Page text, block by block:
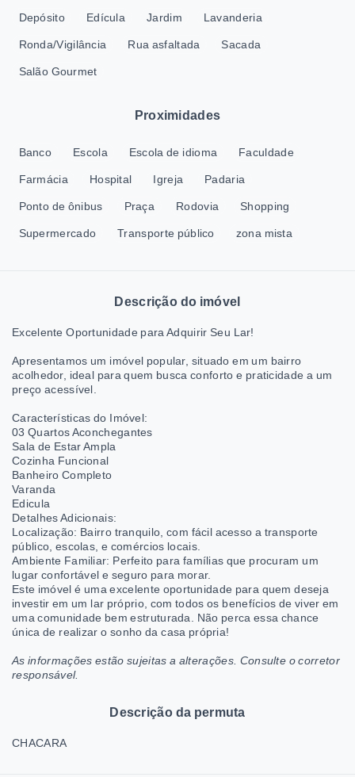
Depósito Edícula Jardim Lavanderia
Ronda/Vigilância Rua asfaltada Sacada
Salão Gourmet
Proximidades
Banco Escola Escola de idioma Faculdade
Farmácia Hospital Igreja Padaria
Ponto de ônibus Praça Rodovia Shopping
Supermercado Transporte público zona mista
Descrição do imóvel
Excelente Oportunidade para Adquirir Seu Lar!
Apresentamos um imóvel popular, situado em um bairro
acolhedor, ideal para quem busca conforto e praticidade a um
preço acessível.
Características do Imóvel:
03 Quartos Aconchegantes
Sala de Estar Ampla
Cozinha Funcional
Banheiro Completo
Varanda
Edicula
Detalhes Adicionais:
Localização: Bairro tranquilo, com fácil acesso a transporte
público, escolas, e comércios locais.
Ambiente Familiar: Perfeito para famílias que procuram um
lugar confortável e seguro para morar.
Este imóvel é uma excelente oportunidade para quem deseja
investir em um lar próprio, com todos os benefícios de viver em
uma comunidade bem estruturada. Não perca essa chance
única de realizar o sonho da casa própria!
As informações estão sujeitas a alterações. Consulte o corretor
responsável.
Descrição da permuta
CHACARA